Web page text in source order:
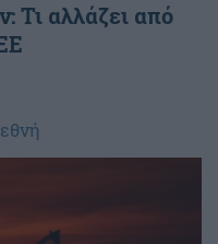
Τι αλλάζει από